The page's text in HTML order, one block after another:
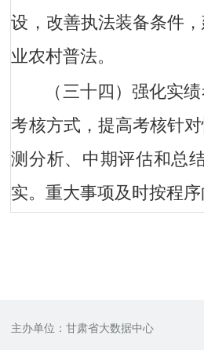
设，改善执法装备条件
业农村普法。
（三十四）强化实
考核方式，提高考核针
测分析、中期评估和总
实。重大事项及时按程
主办单位：甘肃省大数据中心